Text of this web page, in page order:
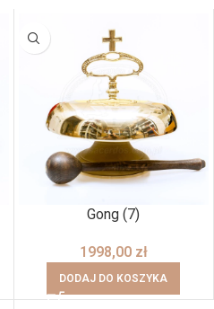
Gong (7)
1998,00 zł
DODAJ DO KOSZYKA